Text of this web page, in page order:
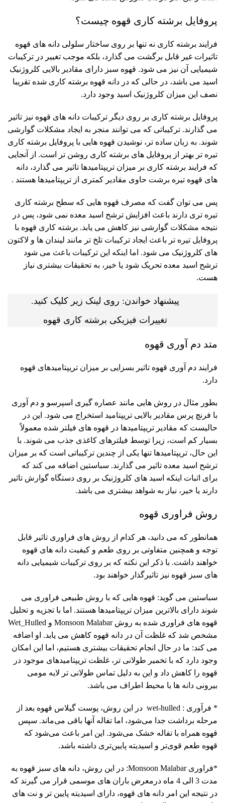
پروفایل برشته کاری قهوه چیست؟
فرایند برشته کاری نه تنها بر روی ساختار سلولی دانه های قهوه
تاثیرات غیر قابل برگشت می گذارد، بلکه موجب تغییر در ترکیبات
شیمیایی آن نیز می شود. قهوه سبز دارای مقادیر بالایی کلروژنیک
اسید می باشد، در حالی که در دانه قهوه برشته کاری شده تقریبا
نصف این میزان کلروژنیک اسید وجود دارد.
پروفایل برشته کاری بر روی دیگر ترکیبات دانه های قهوه نیز تاثیر
می گذارند. ترکیباتی که می توانند منجر به ایجاد مشکلات گوارشی
شوند. به زبان ساده تر، نوشیدن قهوه هایی با پروفایل برشته کاری
تیره تر بهتر از پروفایل های برشته کاری روشن تر است. از آنجایی
که فرایند برشته کاری بر میزان تریپتامیدها تاثیر می گذارد، دانه
های قهوه تیره برشت حاوی مقادیر کمتری از تریپتامیدها هستند .
پس می توان گفت که مصرف قهوه هایی که سطح برشته کاری
تیره تری دارند باعث افزایش ترشح اسید معده نمی شود، پس در
نتیجه مشکلات گوارشی نیز کاهش می یابد. برشته کاری قهوه با
پروفایل تیره تر باعث ایجاد ترکیبات تلخ تر مانند لیندان ها و لاکتون
های کلروژنیک می شود. اما اینکه این ترکیبات باعث می شود
ترشح اسید معده تحریک شود یا خیر، به تحقیقات بیشتری نیاز
هست.
پیشنهاد خواندن: روی لینک زیر کلیک کنید.
تغییرات فیزیکی برشته کاری قهوه
متد دم آوری قهوه
فرایند دم آوری قهوه تاثیر بسزایی بر میزان تریپتامیدهای قهوه
دارد.
بطور مثال در روش هایی مانند عصاره گیری اسپرسو و دم آوری
با فرنچ پرس مقادیر بالایی تریپتامید استخراج می شود. این در
حالیست که مقادیر تریپتامیدها در قهوه های فیلتر شده معمولاً
بسیار کم است، زیرا توسط فیلترهای کاغذی جذب می شوند. با
این حال، تریپتامیدها تنها یکی از چندین ترکیباتی است که بر میزان
ترشح اسید معده تاثیر می گذارند. سباستین اضافه می کند که
برای اثبات اینکه اسید های کلروژنیک بر روی دستگاه گوارش تاثیر
دارند یا خیر، نیاز به شواهد بیشتری می باشد.
روش فراوری قهوه
همانطور که می دانید، هر کدام از روش های فراوری تاثیر قابل
توجه و همچنین متفاوتی بر روی طعم و کیفیت دانه های قهوه
خواهند داشت. با ذکر این نکته که بر روی ترکیبات شیمیایی دانه
های سبز قهوه نیز تاثیرگذار خواهند بود.
سباستین می گوید: قهوه هایی که با روش طبیعی فراوری می
شوند دارای بالاترین میزان تریپتامیدها هستند. اما با تجزیه و تحلیل
قهوه های فراوری شده به روش Monsoon Malabar و Wet_Hulled
مشخص شد که غلظت آن در دانه قهوه کاهش می یابد. او اضافه
می کند: ما در حال انجام تحقیقات بیشتری هستیم، اما این امکان
وجود دارد که با تخمیر طولانی تر، غلظت تریپتامیدهای موجود در
قهوه را کاهش داد و این به دلیل تماس طولانی تر لایه مومی
بیرونی دانه ها با محیط اطراف می باشد.
* فرآوری : wet-hulled در این روش، پوست گیلاس‌ قهوه بعد از
مرحله برداشت جدا می‌شود، اما تفاله آنها باقی می‌ماند. سپس
قهوه همراه با تفاله خشک می‌شود. این امر باعث می‌شود که
قهوه طعم قوی‌تر و اسیدیته پایین‌تری داشته باشد.
*فراوری Monsoon Malabar: در این روش، دانه های سبز قهوه به
مدت 3 الی 4 ماه درمعرض باران های موسمی قرار می گیرند که
در نتیجه این امر دانه های قهوه، دارای اسیدیته پایین تر و نت های